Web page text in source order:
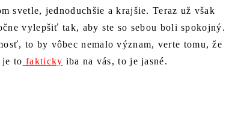
svetle, jednoduchšie a krajšie. Teraz už však
vylepšiť tak, aby ste so sebou boli spokojný.
to by vôbec nemalo význam, verte tomu, že
to fakticky iba na vás, to je jasné.